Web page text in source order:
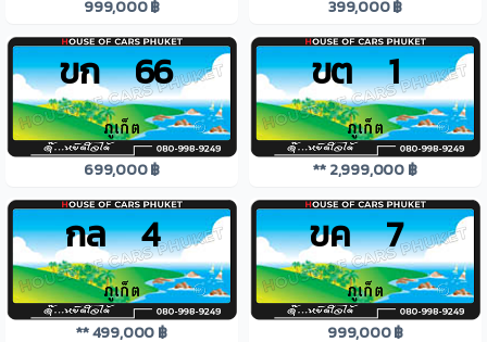
999,000 ฿ 399,000 ฿
ขก 66
699,000 ฿
ขต 1
** 2,999,000 ฿
กล 4
** 499,000 ฿
ขค 7
999,000 ฿